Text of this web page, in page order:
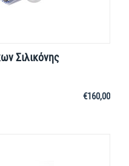
Σιλικόνης
€160,00